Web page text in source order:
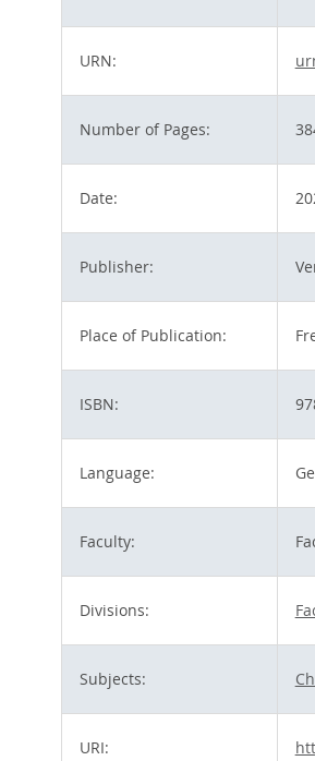
URN:
Number of Pages:
Date:
Publisher:
Place of Publication:
ISBN:
Language:
Faculty:
Divisions:
Subjects:
URI: